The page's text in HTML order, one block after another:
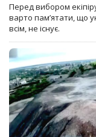
Перед вибором
варто пам’ятати, що
всім, не існує.